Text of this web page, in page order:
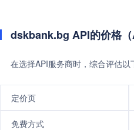
dskbank.bg API的价格（
在选择API服务商时，综合评估
定价页
免费方式